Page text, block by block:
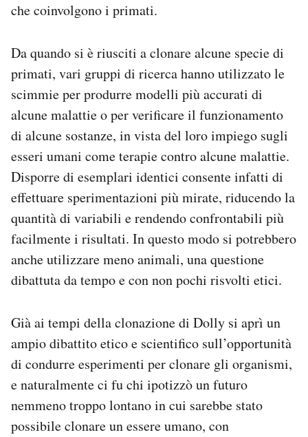
che coinvolgono i primati.
Da quando si è riusciti a clonare alcune specie di
primati, vari gruppi di ricerca hanno utilizzato le
scimmie per produrre modelli più accurati di
alcune malattie o per verificare il funzionamento
di alcune sostanze, in vista del loro impiego sugli
esseri umani come terapie contro alcune malattie.
Disporre di esemplari identici consente infatti di
effettuare sperimentazioni più mirate, riducendo la
quantità di variabili e rendendo confrontabili più
facilmente i risultati. In questo modo si potrebbero
anche utilizzare meno animali, una questione
dibattuta da tempo e con non pochi risvolti etici.
Già ai tempi della clonazione di Dolly si aprì un
ampio dibattito etico e scientifico sull’opportunità
di condurre esperimenti per clonare gli organismi,
e naturalmente ci fu chi ipotizzò un futuro
nemmeno troppo lontano in cui sarebbe stato
possibile clonare un essere umano, con